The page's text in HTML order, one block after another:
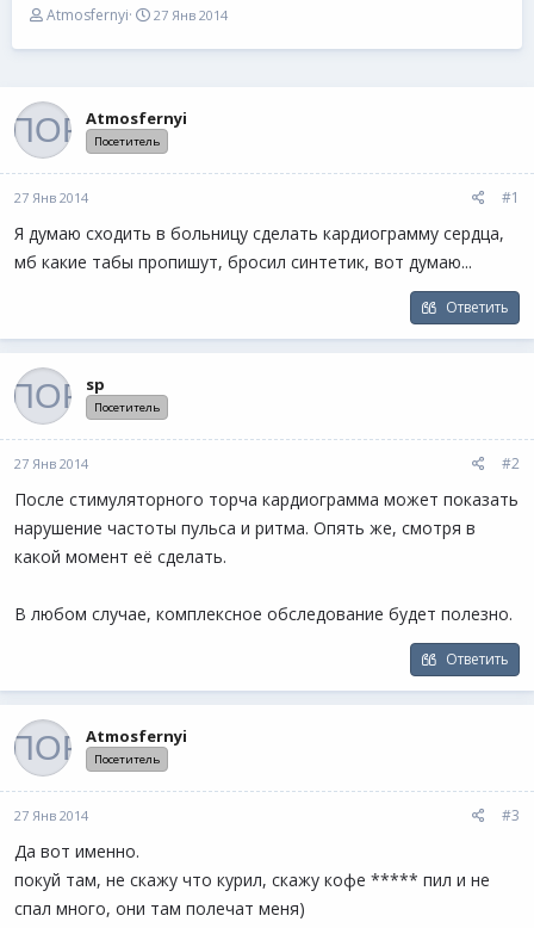
А
т
т
е
м
Atmosfernyi
Д
т
ч
а
27 Янв 2014
Atmosfernyi
Посетитель
27 Янв 2014 #1
Я думаю сходить в больницу сделать кардиограмму сердца,
мб какие табы пропишут, бросил синтетик, вот думаю...
Ответить
sp
Посетитель
27 Янв 2014 #2
После стимуляторного торча кардиограмма может показать
нарушение частоты пульса и ритма. Опять же, смотря в
какой момент её сделать.
В любом случае, комплексное обследование будет полезно.
Ответить
Atmosfernyi
Посетитель
27 Янв 2014 #3
Да вот именно.
покуй там, не скажу что курил, скажу кофе ***** пил и не
спал много, они там полечат меня)